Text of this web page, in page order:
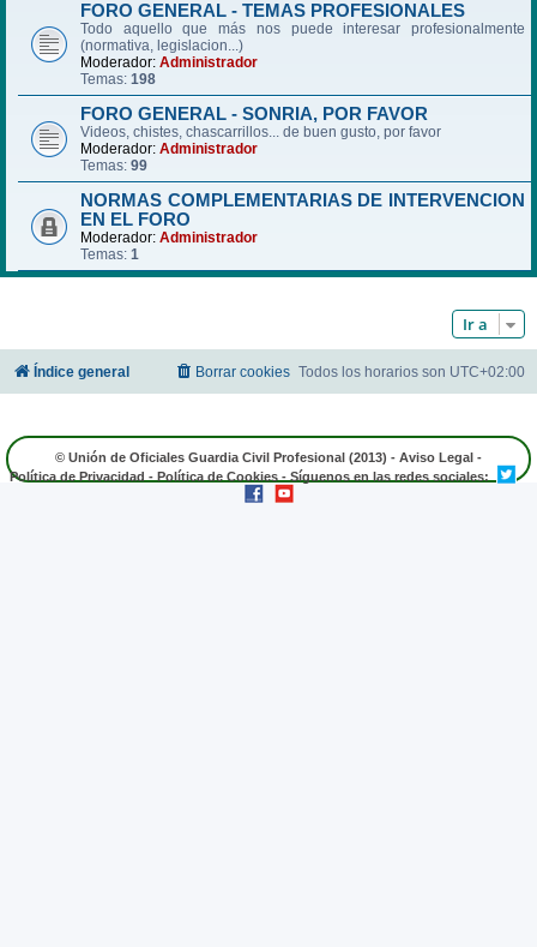
FORO GENERAL - TEMAS PROFESIONALES
Todo aquello que más nos puede interesar profesionalmente
(normativa, legislacion...)
Moderador: Administrador
Temas: 198
FORO GENERAL - SONRIA, POR FAVOR
Videos, chistes, chascarrillos... de buen gusto, por favor
Moderador: Administrador
Temas: 99
NORMAS COMPLEMENTARIAS DE INTERVENCION
EN EL FORO
Moderador: Administrador
Temas: 1
Ir a
Índice general Todos los horarios son UTC+02:00
Borrar cookies
© Unión de Oficiales Guardia Civil Profesional (2013) - Aviso Legal -
Política de Privacidad - Política de Cookies - Síguenos en las redes sociales: